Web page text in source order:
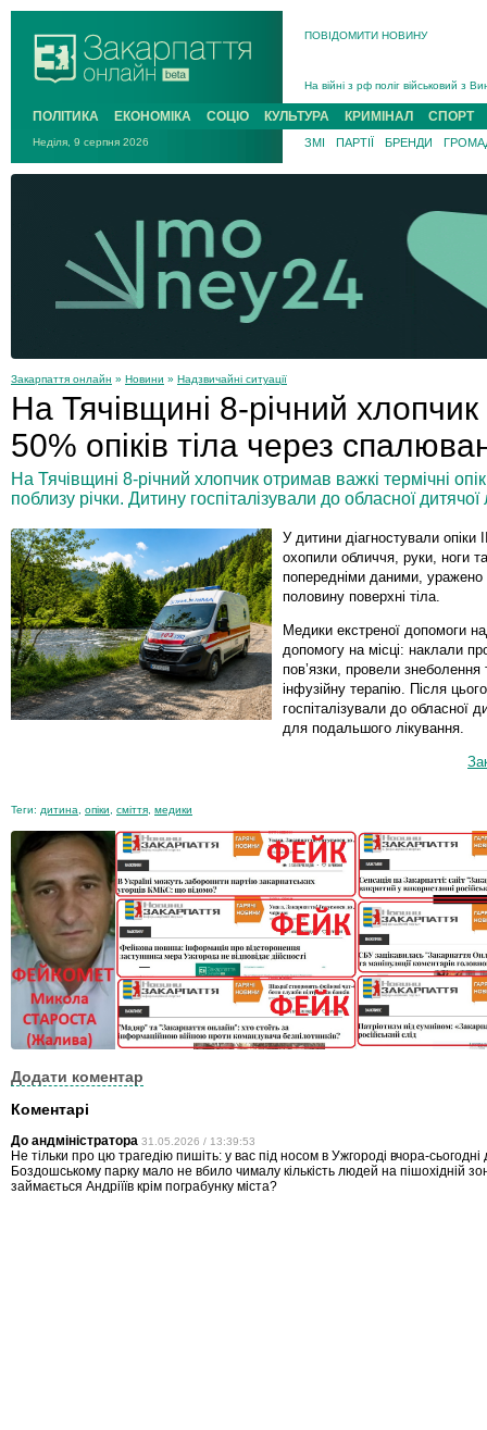
ПОВІДОМИТИ НОВИНУ
В Ужгороді 5 серпня
На війні з рф поліг військовий з
На війні загинув 26-річний
ПОЛІТИКА ЕКОНОМІКА СОЦІО КУЛЬТУРА КРИМІНАЛ СПОРТ
Неділя, 9 серпня 2026 ЗМІ ПАРТІЇ БРЕНДИ
Закарпаття онлайн » Новини » Надзвичайні ситуації
На Тячівщині 8-річний
50% опіків тіла через
На Тячівщині 8-річний хлопчик отримав важкі термічні
поблизу річки. Дитину госпіталізували до обласної дитячої
У дитини діагностували опіки
охопили обличчя, руки, ноги
попередніми даними,
половину поверхні тіла.
Медики екстреної допомоги
допомогу на місці: наклали
пов’язки, провели знеболення
інфузійну терапію. Після
госпіталізували до обласної
для подальшого лікування.
Теги: дитина опіки сміття медики
Додати коментар
Коментарі
До андміністратора 31.05.2026 / 13:39:53
Не тільки про цю трагедію пишіть: у вас під носом в Ужгороді вчора-сьогодні
Боздошському парку мало не вбило чималу кількість людей на пішохідній
займається Андріїїв крім пограбунку міста?